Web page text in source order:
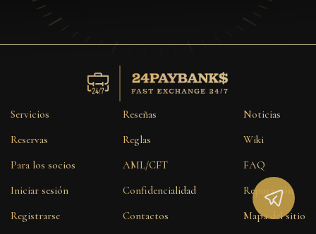
Servicios
Reservas
Para los socios
Iniciar sesión
Registrarse
Reseñas
Reglas
AML/CFT
Confidencialidad
Contactos
Noticias
Wiki
FAQ
Reputación
Mapa del sitio